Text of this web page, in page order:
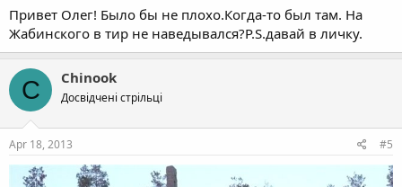
Привет Олег! Было бы не плохо.Когда-то был там. На
Жабинского в тир не наведывался?P.S.давай в личку.
C Chinook
Досвідчені стрільці
Apr 18, 2013 #5